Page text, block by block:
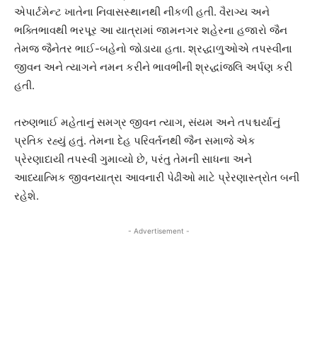
એપાર્ટમેન્ટ ખાતેના નિવાસસ્થાનથી નીકળી હતી. વૈરાગ્ય અને
ભક્તિભાવથી ભરપૂર આ યાત્રામાં જામનગર શહેરના હજારો જૈન
તેમજ જૈનેતર ભાઈ-બહેનો જોડાયા હતા. શ્રદ્ધાળુઓએ તપસ્વીના
જીવન અને ત્યાગને નમન કરીને ભાવભીની શ્રદ્ધાંજલિ અર્પણ કરી
હતી.
તરુણભાઈ મહેતાનું સમગ્ર જીવન ત્યાગ, સંયમ અને તપશ્ચર્યાનું
પ્રતિક રહ્યું હતું. તેમના દેહ પરિવર્તનથી જૈન સમાજે એક
પ્રેરણાદાયી તપસ્વી ગુમાવ્યો છે, પરંતુ તેમની સાધના અને
આધ્યાત્મિક જીવનયાત્રા આવનારી પેઢીઓ માટે પ્રેરણાસ્ત્રોત બની
રહેશે.
- Advertisement -